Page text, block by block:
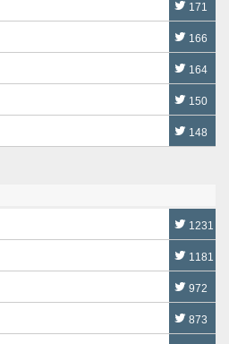
171
166
164
150
148
1231
1181
972
873